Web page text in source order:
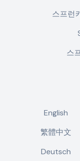
스프런
스
English
繁體中文
Deutsch